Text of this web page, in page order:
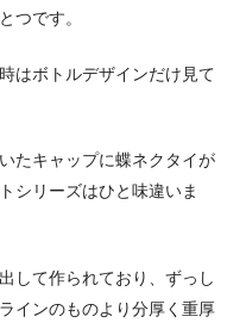
つです。
はボトルデザインだけ見て
たキャップに蝶ネクタイが
シリーズはひと味違いま
して作られており、ずっし
インのものより分厚く重厚